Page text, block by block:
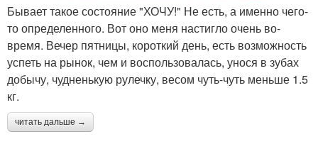
Бывает такое состояние "ХОЧУ!" Не есть, а именно чего-
то определенного. Вот оно меня настигло очень во-
время. Вечер пятницы, короткий день, есть возможность
успеть на рынок, чем и воспользовалась, унося в зубах
добычу, чудненькую рулечку, весом чуть-чуть меньше 1.5
кг.
читать дальше →